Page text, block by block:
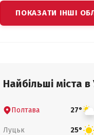
ПОКАЗАТИ ІНШІ
Найбільші міста в
Полтава 27°
Луцьк 25°